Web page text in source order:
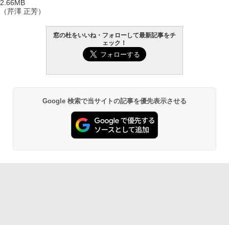
2.66MB
（芹澤 正芳）
窓の杜をいいね・フォローして最新記事をチ
ェック！
Google 検索で当サイトの記事を優先表示させる